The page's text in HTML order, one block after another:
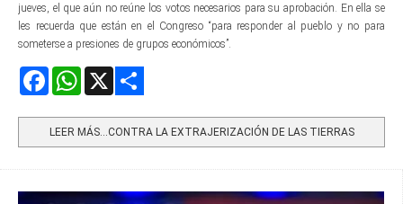
jueves, el que aún no reúne los votos necesarios para su aprobación. En ella se
les recuerda que están en el Congreso “para responder al pueblo y no para
someterse a presiones de grupos económicos”.
FacebookWhatsApp
LEER MÁS…CONTRA LA EXTRAJERIZACIÓN DE LAS TIERRAS